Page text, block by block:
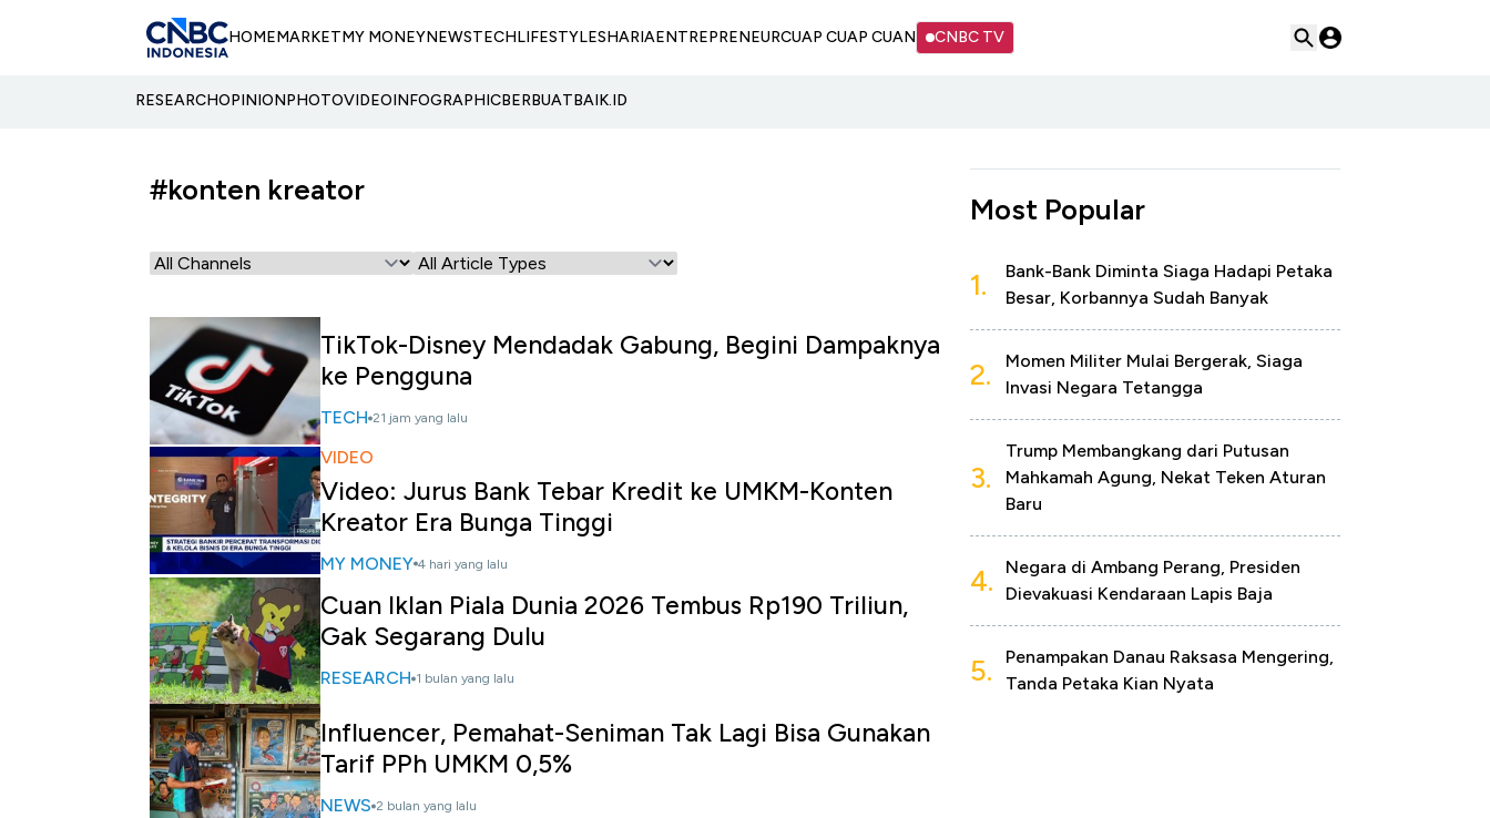
HOMEMARKETMY MONEYNEWSTECHLIFESTYLESHARIAENTREPRENEURCUAP CUAP CUAN CNBC TV
RESEARCHOPINIONPHOTOVIDEOINFOGRAPHICBERBUATBAIK.ID
#konten kreator
TikTok-Disney Mendadak Gabung, Begini Dampaknya
ke Pengguna
TECH 21 jam yang lalu
VIDEO
Video: Jurus Bank Tebar Kredit ke UMKM-Konten
Kreator Era Bunga Tinggi
MY MONEY 4 hari yang lalu
Cuan Iklan Piala Dunia 2026 Tembus Rp190 Triliun,
Gak Segarang Dulu
RESEARCH 1 bulan yang lalu
Influencer, Pemahat-Seniman Tak Lagi Bisa Gunakan
Tarif PPh UMKM 0,5%
NEWS 2 bulan yang lalu
Most Popular
1.
Bank-Bank Diminta Siaga Hadapi Petaka
Besar, Korbannya Sudah Banyak
2.
Momen Militer Mulai Bergerak, Siaga
Invasi Negara Tetangga
3.
Trump Membangkang dari Putusan
Mahkamah Agung, Nekat Teken Aturan
Baru
4.
Negara di Ambang Perang, Presiden
Dievakuasi Kendaraan Lapis Baja
5.
Penampakan Danau Raksasa Mengering,
Tanda Petaka Kian Nyata